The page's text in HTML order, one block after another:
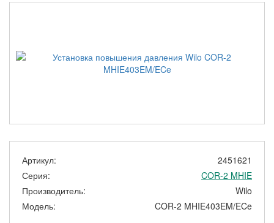
Артикул:
2451621
Серия:
COR-2 MHIE
Производитель:
Wilo
Модель:
COR-2 MHIE403EM/ECe